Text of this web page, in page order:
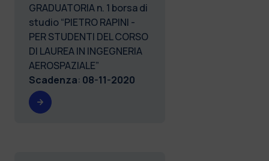
GRADUATORIA n. 1 borsa di
studio “PIETRO RAPINI -
PER STUDENTI DEL CORSO
DI LAUREA IN INGEGNERIA
AEROSPAZIALE”
Scadenza: 08-11-2020